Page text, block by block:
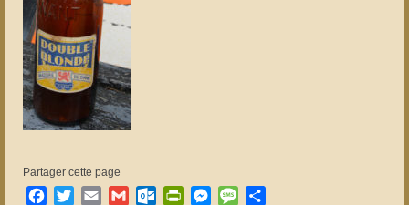
Partager cette page
Facebook
TwitterEmail GmailOutlook.com
PrintFriendly
Messenger
Message